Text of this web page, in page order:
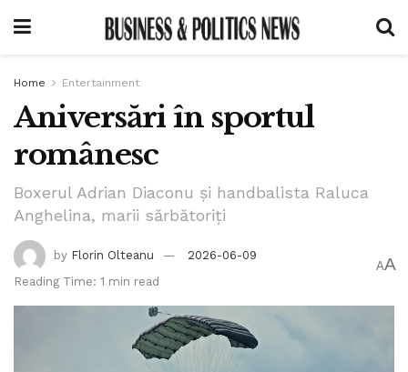
Home Entertainment
Aniversări în sportul
românesc
Boxerul Adrian Diaconu și handbalista Raluca
Anghelina, marii sărbătoriți
by Florin Olteanu
2026-06-09
Reading Time: 1 min read
AA